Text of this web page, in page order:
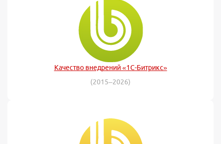
Качество внедрений «1С-Битрикс»
(2015–2026)